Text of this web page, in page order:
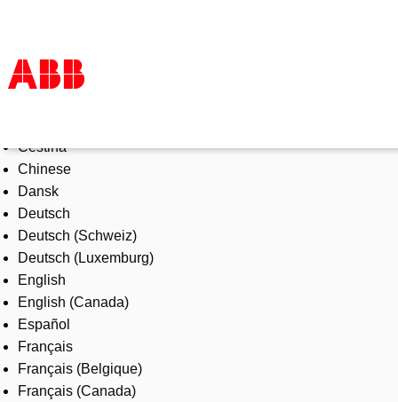
Products & Solutions
Industries
Services
About us
Where to buy
Contact us
Careers
Čeština
Chinese
Dansk
Deutsch
Deutsch (Schweiz)
Deutsch (Luxemburg)
English
English (Canada)
Español
Français
Français (Belgique)
Français (Canada)